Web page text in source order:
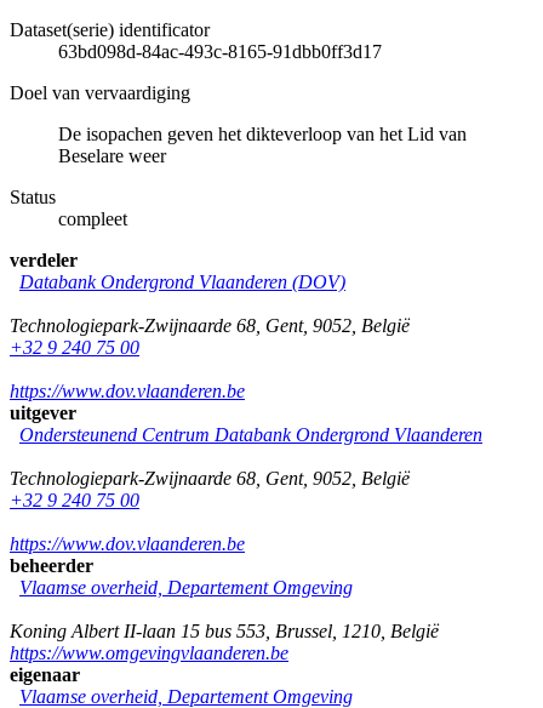
Dataset(serie) identificator
63bd098d-84ac-493c-8165-91dbb0ff3d17
Doel van vervaardiging
De isopachen geven het dikteverloop van het Lid van
Beselare weer
Status
compleet
verdeler
Databank Ondergrond Vlaanderen (DOV)
Technologiepark-Zwijnaarde 68 Gent, 9052 België
+32 9 240 75 00
https://www.dov.vlaanderen.be
uitgever
Ondersteunend Centrum Databank Ondergrond Vlaanderen
Technologiepark-Zwijnaarde 68 Gent, 9052 België
+32 9 240 75 00
https://www.dov.vlaanderen.be
beheerder
Vlaamse overheid, Departement Omgeving
Koning Albert II-laan 15 bus 553 Brussel 1210 België
https://www.omgevingvlaanderen.be
eigenaar
Vlaamse overheid, Departement Omgeving